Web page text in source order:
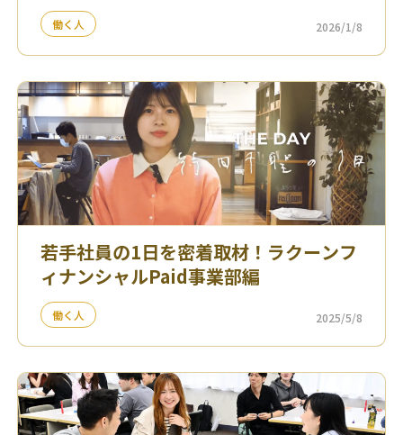
働く人 2026/1/8
若手社員の1日を密着取材！ラクーンフ
ィナンシャルPaid事業部編
働く人 2025/5/8